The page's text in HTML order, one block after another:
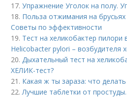
17.Упражнение Уголок на полу.
18. Польза отжимания на брусьях
Советы по эффективности
19. Тест на хеликобактер пилори
Helicobacter pylori – возбудителя
20.Дыхательный тест на
ХЕЛИК-тест?
21. Какая ж ты зараза: что
22.Лучшие таблетки от